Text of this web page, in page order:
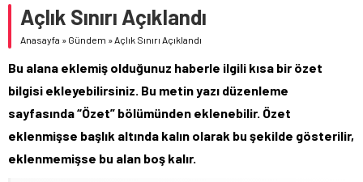
Son dakika… İstanbul’da trafik felç
Yunanistan Başbakanı Çipras Türkiye’ye gelecek
ALTIN
6.660,55
13.779,39
DOLAR
Açlık Sınırı Açıklandı
Anasayfa » Gündem »Açlık Sınırı Açıklandı
Bu alana eklemiş olduğunuz haberle ilgili kısa bir özet
bilgisi ekleyebilirsiniz. Bu metin yazı düzenleme
sayfasında “Özet” bölümünden eklenebilir. Özet
eklenmişse başlık altında kalın olarak bu şekilde gösterilir,
eklenmemişse bu alan boş kalır.